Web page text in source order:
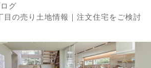
グ
目の売り土地情報｜注文住宅をご検討